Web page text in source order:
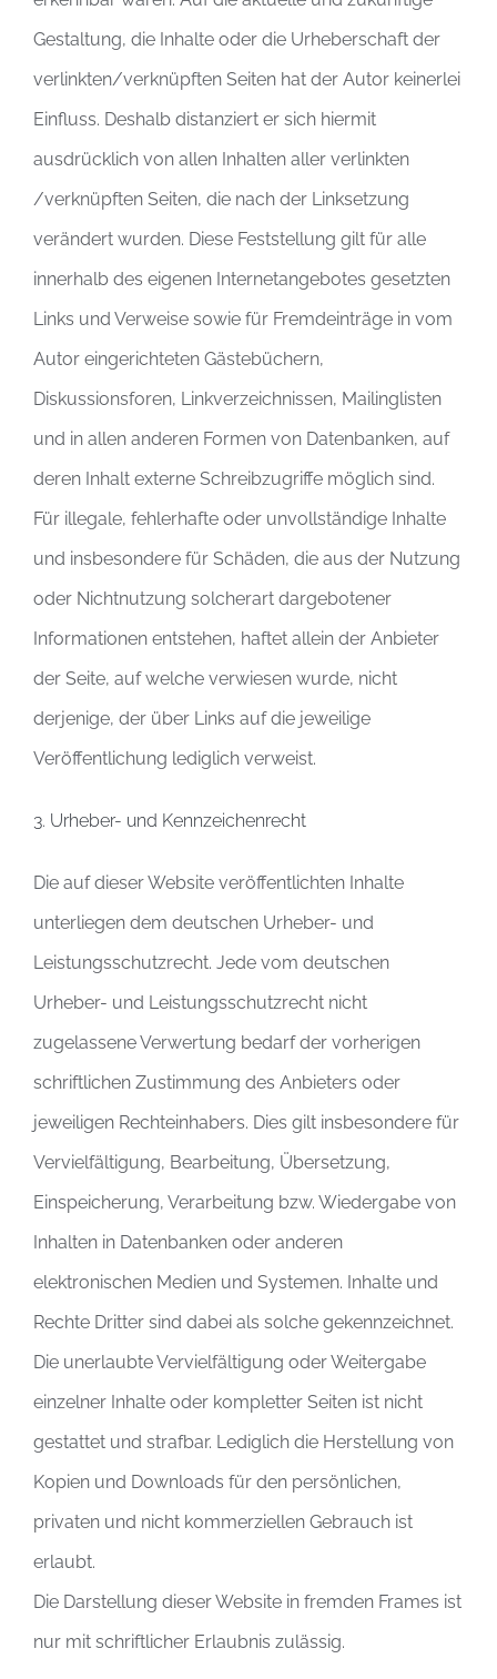
Gestaltung, die Inhalte oder die Urheberschaft der
verlinkten/verknüpften Seiten hat der Autor keinerlei
Einfluss. Deshalb distanziert er sich hiermit
ausdrücklich von allen Inhalten aller verlinkten
/verknüpften Seiten, die nach der Linksetzung
verändert wurden. Diese Feststellung gilt für alle
innerhalb des eigenen Internetangebotes gesetzten
Links und Verweise sowie für Fremdeinträge in vom
Autor eingerichteten Gästebüchern,
Diskussionsforen, Linkverzeichnissen, Mailinglisten
und in allen anderen Formen von Datenbanken, auf
deren Inhalt externe Schreibzugriffe möglich sind.
Für illegale, fehlerhafte oder unvollständige Inhalte
und insbesondere für Schäden, die aus der Nutzung
oder Nichtnutzung solcherart dargebotener
Informationen entstehen, haftet allein der Anbieter
der Seite, auf welche verwiesen wurde, nicht
derjenige, der über Links auf die jeweilige
Veröffentlichung lediglich verweist.
3. Urheber- und Kennzeichenrecht
Die auf dieser Website veröffentlichten Inhalte
unterliegen dem deutschen Urheber- und
Leistungsschutzrecht. Jede vom deutschen
Urheber- und Leistungsschutzrecht nicht
zugelassene Verwertung bedarf der vorherigen
schriftlichen Zustimmung des Anbieters oder
jeweiligen Rechteinhabers. Dies gilt insbesondere für
Vervielfältigung, Bearbeitung, Übersetzung,
Einspeicherung, Verarbeitung bzw. Wiedergabe von
Inhalten in Datenbanken oder anderen
elektronischen Medien und Systemen. Inhalte und
Rechte Dritter sind dabei als solche gekennzeichnet.
Die unerlaubte Vervielfältigung oder Weitergabe
einzelner Inhalte oder kompletter Seiten ist nicht
gestattet und strafbar. Lediglich die Herstellung von
Kopien und Downloads für den persönlichen,
privaten und nicht kommerziellen Gebrauch ist
erlaubt.
Die Darstellung dieser Website in fremden Frames ist
nur mit schriftlicher Erlaubnis zulässig.